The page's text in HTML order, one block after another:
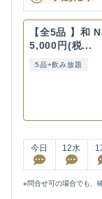
【全5品 】和
5,000円(税...
5品+飲み放題
今日 12水
※問合せ可の場合でも、